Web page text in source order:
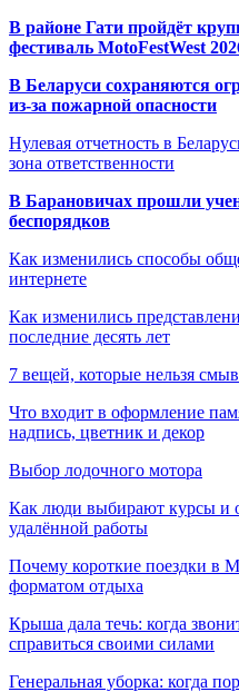
В районе Гати пройдёт
фестиваль MotoFestWest
В Беларуси сохраняются
из-за пожарной опасности
Нулевая отчетность в
зона ответственности
В Барановичах прошли
беспорядков
Как изменились способы
интернете
Как изменились
последние десять лет
7 вещей, которые нельзя
Что входит в оформление
надпись, цветник и декор
Выбор лодочного мотора
Как люди выбирают курсы и
удалённой работы
Почему короткие поездки в
форматом отдыха
Крыша дала течь: когда
справиться своими силами
Генеральная уборка: когда